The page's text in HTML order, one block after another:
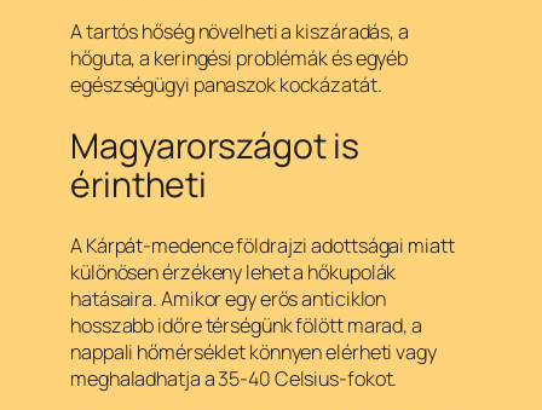
A tartós hőség növelheti a kiszáradás, a
hőguta, a keringési problémák és egyéb
egészségügyi panaszok kockázatát.
Magyarországot is
érintheti
A Kárpát-medence földrajzi adottságai miatt
különösen érzékeny lehet a hőkupolák
hatásaira. Amikor egy erős anticiklon
hosszabb időre térségünk fölött marad, a
nappali hőmérséklet könnyen elérheti vagy
meghaladhatja a 35-40 Celsius-fokot.